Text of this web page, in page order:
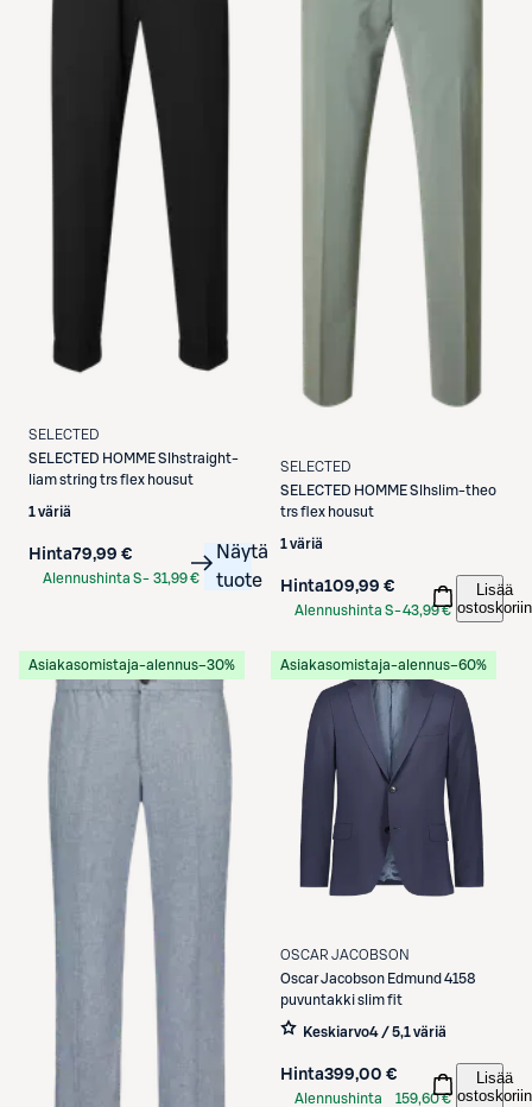
SELECTED
SELECTED HOMME Slhstraight-
liam string trs flex housut
1 väriä
Hinta79,99 €
Alennushinta S- 31,99 €
Näytä
tuote
SELECTED
SELECTED HOMME Slhslim-theo
trs flex housut
1 väriä
Hinta109,99 €
Alennushinta S-43,99 €
Lisää
ostoskoriin
Asiakasomistaja-alennus−30% Asiakasomistaja-alennus−60%
OSCAR JACOBSON
Oscar Jacobson Edmund 4158
puvuntakki slim fit
Keskiarvo4 / 5,1 väriä
Hinta399,00 €
Alennushinta
159,60 €
Lisää
ostoskoriin